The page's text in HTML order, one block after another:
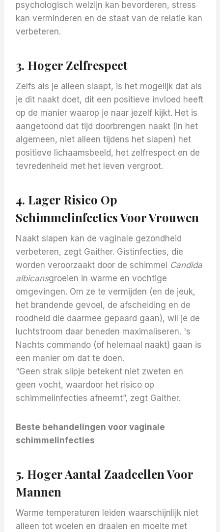
psychologisch welzijn kan bevorderen, stress
kan verminderen en de staat van de relatie kan
verbeteren.
3. Hoger Zelfrespect
Zelfs als je alleen slaapt, is het mogelijk dat als
je dit naakt doet, dit een positieve invloed heeft
op de manier waarop je naar jezelf kijkt. Het is
aangetoond dat tijd doorbrengen naakt (in het
algemeen, niet alleen tijdens het slapen) het
positieve lichaamsbeeld, het zelfrespect en de
tevredenheid met het leven vergroot.
4. Lager Risico Op
Schimmelinfecties Voor Vrouwen
Naakt slapen kan de vaginale gezondheid
verbeteren, zegt Gaither. Gistinfecties, die
worden veroorzaakt door de schimmel Candida
albicansgroeien in warme en vochtige
omgevingen. Om ze te vermijden (en de jeuk,
het brandende gevoel, de afscheiding en de
roodheid die daarmee gepaard gaan), wil je de
luchtstroom daar beneden maximaliseren. 's
Nachts commando (of helemaal naakt) gaan is
een manier om dat te doen.
“Geen strak slipje betekent niet zweten en
geen vocht, waardoor het risico op
schimmelinfecties afneemt”, zegt Gaither.
Beste behandelingen voor vaginale
schimmelinfecties
5. Hoger Aantal Zaadcellen Voor
Mannen
Warme temperaturen leiden waarschijnlijk niet
alleen tot woelen en draaien en moeite met